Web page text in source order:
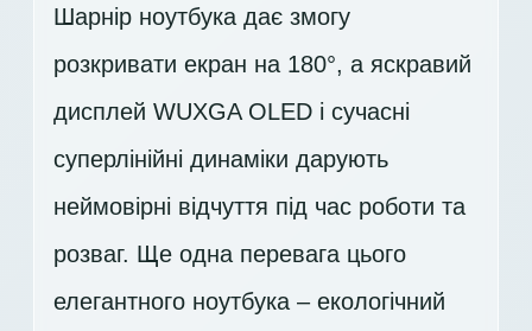
Шарнір ноутбука дає змогу
розкривати екран на 180°, а яскравий
дисплей WUXGA OLED і сучасні
суперлінійні динаміки дарують
неймовірні відчуття під час роботи та
розваг. Ще одна перевага цього
елегантного ноутбука – екологічний